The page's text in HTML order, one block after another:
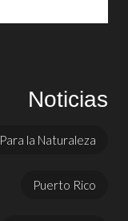
Noticias
Para la Naturaleza
Puerto Rico